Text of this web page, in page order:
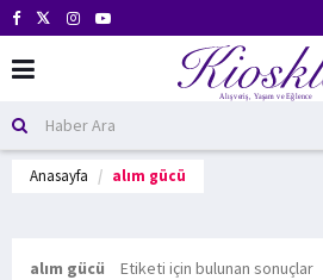
Anasayfa alım gücü
alım gücü Etiketi için bulunan sonuçlar